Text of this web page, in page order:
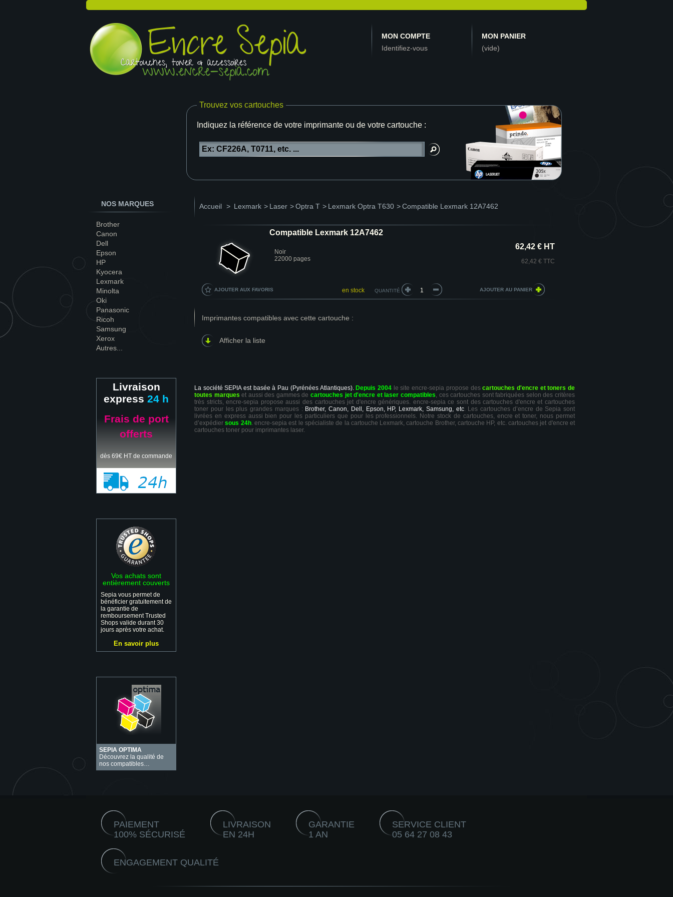
MON COMPTE
Identifiez-vous
MON PANIER
(vide)
Trouvez vos cartouches
Indiquez la référence de votre imprimante ou de votre cartouche :
NOS MARQUES
Brother
Canon
Dell
Epson
HP
Kyocera
Lexmark
Minolta
Oki
Panasonic
Ricoh
Samsung
Xerox
Autres...
Livraison
express 24 h
Frais de port
offerts
dès 69€ HT de commande
Vos achats sont
entièrement couverts
Sepia vous permet de
bénéficier gratuitement de
la garantie de
remboursement Trusted
Shops valide durant 30
jours après votre achat.
En savoir plus
SEPIA OPTIMA
Découvrez la qualité de
nos compatibles…
Accueil > Lexmark > Laser >Optra T > Lexmark Optra T630 >Compatible Lexmark 12A7462
Compatible Lexmark 12A7462
Noir
22000 pages
62,42 € HT
62,42 € TTC
AJOUTER AUX FAVORIS en stock QUANTITÉ
Imprimantes compatibles avec cette cartouche :
Afficher la liste
La société SEPIA est basée à Pau (Pyrénées Atlantiques). Depuis 2004 le site encre-sepia propose descartouches d'encre et toners de
toutes marques et aussi des gammes decartouches jet d'encre et laser compatibles, ces cartouches sont fabriquées selon des critères
très stricts, encre-sepia propose aussi des cartouches jet d'encre génériques. encre-sepia ce sont des cartouches d'encre et cartouches
toner pour les plus grandes marques : Brother, Canon, Dell, Epson, HP, Lexmark, Samsung, etc. Les cartouches d’encre de Sepia sont
livrées en express aussi bien pour les particuliers que pour les professionnels. Notre stock de cartouches, encre et toner, nous permet
d’expédiersous 24h. encre-sepia est le spécialiste de la cartouche Lexmark, cartouche Brother, cartouche HP, etc. cartouches jet d'encre et
cartouches toner pour imprimantes laser.
PAIEMENT
100% SÉCURISÉ
LIVRAISON
EN 24H
GARANTIE
1 AN
SERVICE CLIENT
05 64 27 08 43
ENGAGEMENT QUALITÉ